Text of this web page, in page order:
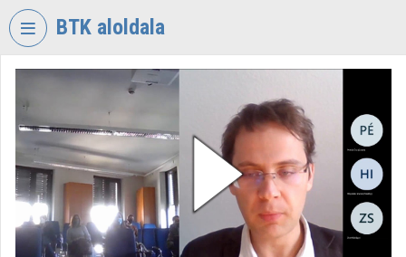
Skip header
BTK aloldala
VIDEOTORIUM
RESEARCH
CENTRE
FOR
THE
HUMANTITIES
Organization home